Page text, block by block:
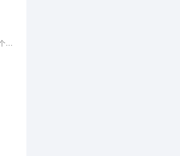
如今，小红书通过在本地生活领域内打造交易闭环推动商业化，与美团、抖音、快手等形成对抗之势，再一次冲击变现这个老大难问题。